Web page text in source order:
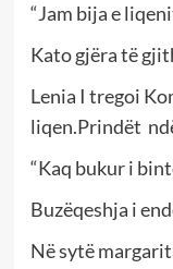
“Jam bija e
Kato gjëra të
Lenia I tregoi
liqen.Prindët
“Kaq bukur i
Buzëqeshja i
Në sytë